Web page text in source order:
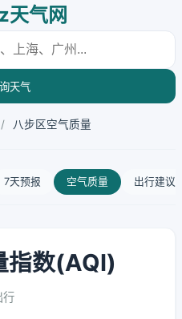
天气网
天气
/ 八步区空气质量
7天预报 空气质量 出行建议
指数(AQI)
行